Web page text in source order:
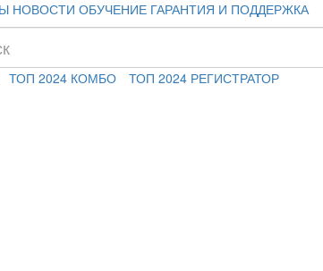
НОВОСТИ ОБУЧЕНИЕ ГАРАНТИЯ И ПОДДЕРЖКА
ТОП 2024 КОМБО ТОП 2024 РЕГИСТРАТОР